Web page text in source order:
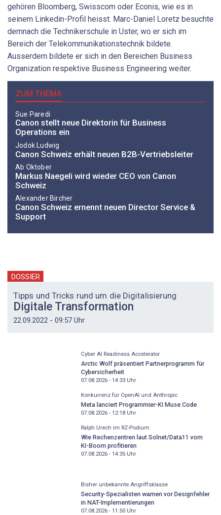
gehören Bloomberg, Swisscom oder Econis, wie es in
seinem Linkedin-Profil heisst. Marc-Daniel Loretz besuchte
demnach die Technikerschule in Uster, wo er sich im
Bereich der Telekommunikationstechnik bildete.
Ausserdem bildete er sich in den Bereichen Business
Organization respektive Business Engineering weiter.
ZUM THEMA
Sue Paredi
Canon stellt neue Direktorin für Business
Operations ein
Jodok Ludwig
Canon Schweiz erhält neuen B2B-Vertriebsleiter
Ab Oktober
Markus Naegeli wird wieder CEO von Canon
Schweiz
Alexander Bircher
Canon Schweiz ernennt neuen Director Service &
Support
DOSSIER
Tipps und Tricks rund um die Digitalisierung
Digitale Transformation
22.09.2022 - 09:57 Uhr
Cyber AI Readiness Accelerator
Arctic Wolf präsentiert Partnerprogramm für
Cybersicherheit
07.08.2026 - 14:33Uhr
Konkurrenz für OpenAI und Anthropic
Meta lanciert Programmier-KI Muse Code
07.08.2026 - 12:18Uhr
Ralph Urech im RZ-Podium
Wie Rechenzentren laut Solnet/Data11 vom
KI-Boom profitieren
07.08.2026 - 14:35Uhr
Bisher unbekannte Angriffsklasse
Security-Spezialisten warnen vor Designfehler
in NAT-Implementierungen
07.08.2026 - 11:50Uhr